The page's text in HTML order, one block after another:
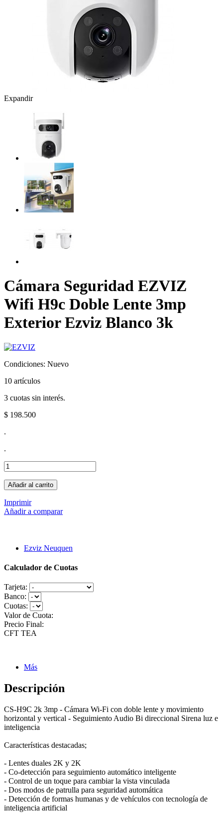
Expandir
Cámara Seguridad EZVIZ
Wifi H9c Doble Lente 3mp
Exterior Ezviz Blanco 3k
Condiciones: Nuevo
10 artículos
3 cuotas sin interés.
$ 198.500
.
.
Añadir al carrito
Imprimir
Añadir a comparar
Ezviz Neuquen
Calculador de Cuotas
Tarjeta:
Banco:
Cuotas:
Valor de Cuota:
Precio Final:
CFT TEA
Más
Descripción
CS-H9C 2k 3mp - Cámara Wi-Fi con doble lente y movimiento
horizontal y vertical - Seguimiento Audio Bi direccional Sirena luz e
inteligencia
Características destacadas;
- Lentes duales 2K y 2K
- Co-detección para seguimiento automático inteligente
- Control de un toque para cambiar la vista vinculada
- Dos modos de patrulla para seguridad automática
- Detección de formas humanas y de vehículos con tecnología de
inteligencia artificial